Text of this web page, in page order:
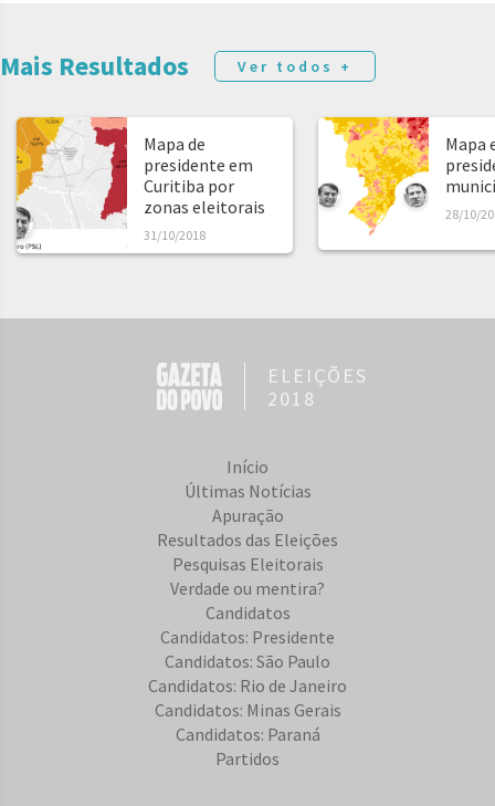
Mais Resultados Ver todos +
Mapa de
presidente em
Curitiba por
zonas eleitorais
31/10/2018
Mapa
28/10/
ELEIÇÕES
2018
Início
Últimas Notícias
Apuração
Resultados das Eleições
Pesquisas Eleitorais
Verdade ou mentira?
Candidatos
Candidatos: Presidente
Candidatos: São Paulo
Candidatos: Rio de Janeiro
Candidatos: Minas Gerais
Candidatos: Paraná
Partidos